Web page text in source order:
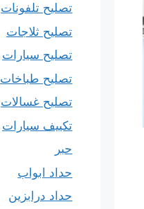
تصليح تلفونات
تصليح ثلاجات
تصليح سيارات
تصليح طباخات
تصليح غسالات
تكييف سيارات
حبر
حداد ابواب
حداد درابزين